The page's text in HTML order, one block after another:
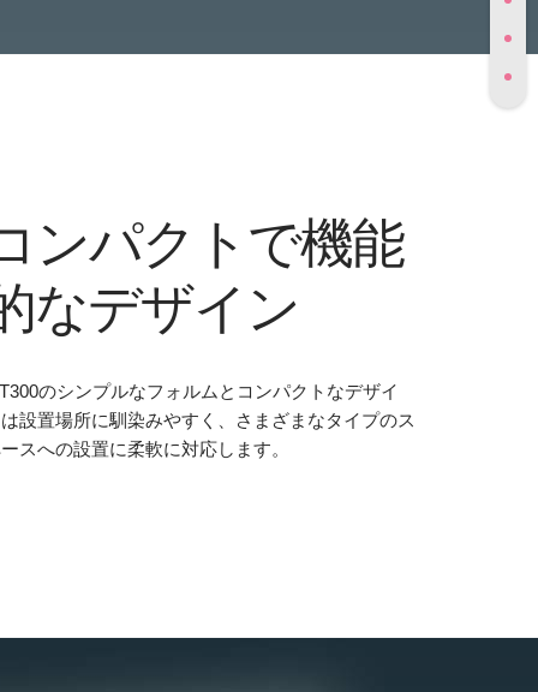
ンパクトで機能
なデザイン
のシンプルなフォルムとコンパクトなデザイ
設置場所に馴染みやすく、さまざまなタイプのス
スへの設置に柔軟に対応します。